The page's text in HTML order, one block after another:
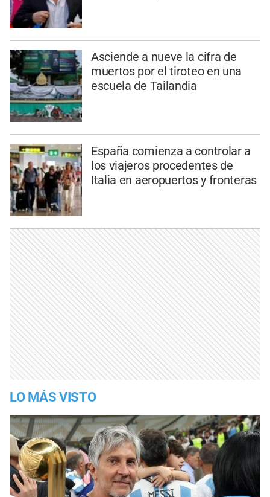
Asciende a nueve la cifra de
muertos por el tiroteo en una
escuela de Tailandia
España comienza a controlar a
los viajeros procedentes de
Italia en aeropuertos y fronteras
LO MÁS VISTO